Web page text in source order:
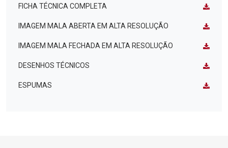
FICHA TÉCNICA COMPLETA
IMAGEM MALA ABERTA EM ALTA RESOLUÇÃO
IMAGEM MALA FECHADA EM ALTA RESOLUÇÃO
DESENHOS TÉCNICOS
ESPUMAS